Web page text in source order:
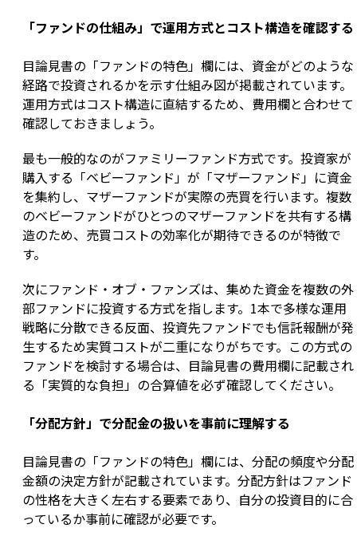
「ファンドの仕組み」で運用方式とコスト構造を確認する
目論見書の「ファンドの特色」欄には、資金がどのような
経路で投資されるかを示す仕組み図が掲載されています。
運用方式はコスト構造に直結するため、費用欄と合わせて
確認しておきましょう。
最も一般的なのがファミリーファンド方式です。投資家が
購入する「ベビーファンド」が「マザーファンド」に資金
を集約し、マザーファンドが実際の売買を行います。複数
のベビーファンドがひとつのマザーファンドを共有する構
造のため、売買コストの効率化が期待できるのが特徴で
す。
次にファンド・オブ・ファンズは、集めた資金を複数の外
部ファンドに投資する方式を指します。1本で多様な運用
戦略に分散できる反面、投資先ファンドでも信託報酬が発
生するため実質コストが二重になりがちです。この方式の
ファンドを検討する場合は、目論見書の費用欄に記載され
る「実質的な負担」の合算値を必ず確認してください。
「分配方針」で分配金の扱いを事前に理解する
目論見書の「ファンドの特色」欄には、分配の頻度や分配
金額の決定方針が記載されています。分配方針はファンド
の性格を大きく左右する要素であり、自分の投資目的に合
っているか事前に確認が必要です。